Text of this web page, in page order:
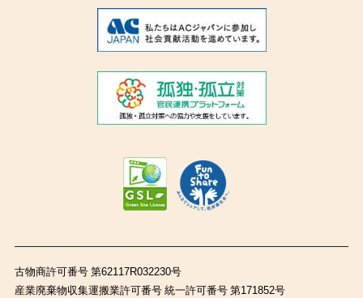
古物商許可番号 第62117R032230号
産業廃棄物収集運搬業許可番号 統一許可番号 第171852号